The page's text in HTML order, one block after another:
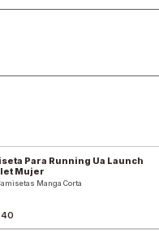
Para Running Ua Launch
Mujer
Manga Corta